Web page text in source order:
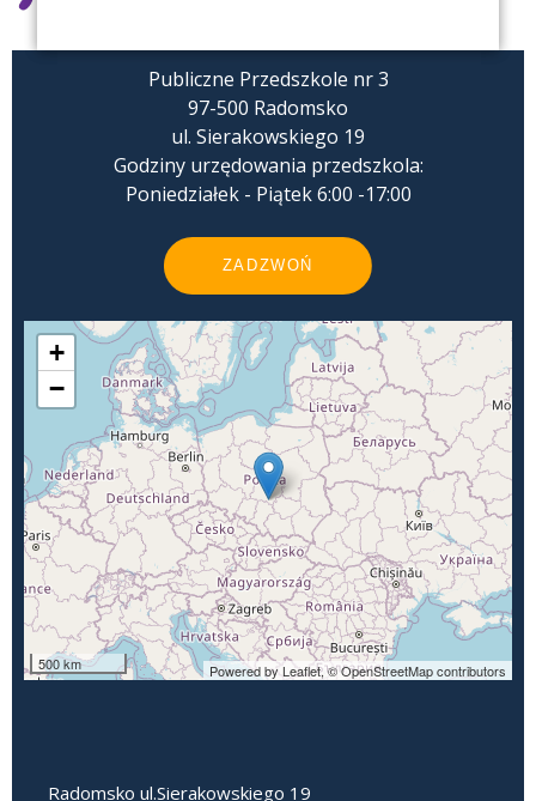
Publiczne Przedszkole nr 3
97-500 Radomsko
ul. Sierakowskiego 19
Godziny urzędowania przedszkola:
Poniedziałek - Piątek 6:00 -17:00
ZADZWOŃ
+
−
500 km Powered by Leaflet,© OpenStreetMap contributors
Radomsko ul.Sierakowskiego 19